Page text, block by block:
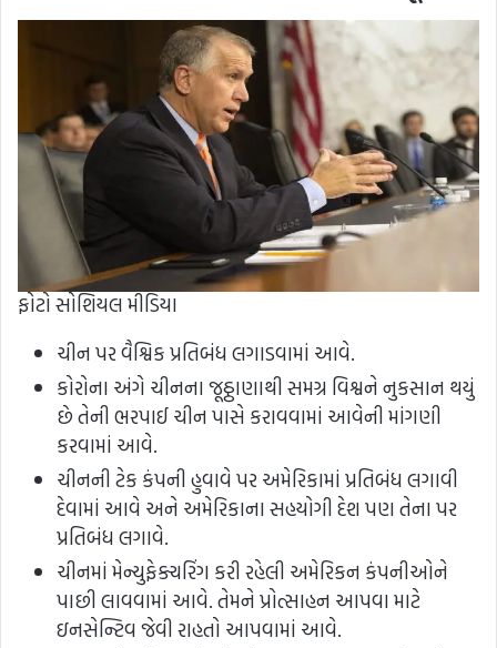
ફોટો સોશિયલ મીડિયા
ચીન પર વૈશ્વિક પ્રતિબંધ લગાડવામાં આવે.
કોરોના અંગે ચીનના જૂઠ્ઠાણાથી સમગ્ર વિશ્વને નુકસાન થયું
છે તેની ભરપાઈ ચીન પાસે કરાવવામાં આવેની માંગણી
કરવામાં આવે.
ચીનની ટેક કંપની હુવાવે પર અમેરિકામાં પ્રતિબંધ લગાવી
દેવામાં આવે અને અમેરિકાના સહયોગી દેશ પણ તેના પર
પ્રતિબંધ લગાવે.
ચીનમાં મેન્યુફેક્ચરિંગ કરી રહેલી અમેરિકન કંપનીઓને
પાછી લાવવામાં આવે. તેમને પ્રોત્સાહન આપવા માટે
ઇનસેન્ટિવ જેવી રાહતો આપવામાં આવે.